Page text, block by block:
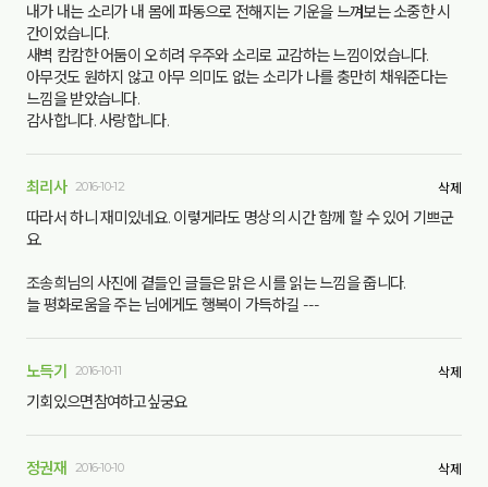
내가 내는 소리가 내 몸에 파동으로 전해지는 기운을 느껴보는 소중한 시
간이었습니다.
새벽 캄캄한 어둠이 오히려 우주와 소리로 교감하는 느낌이었습니다.
아무것도 원하지 않고 아무 의미도 없는 소리가 나를 충만히 채워준다는
느낌을 받았습니다.
감사합니다. 사랑합니다.
최리사 2016-10-12 삭제
따라서 하니 재미있네요. 이렇게라도 명상의 시간 함께 할 수 있어 기쁘군
요.
조송희님의 사진에 곁들인 글들은 맑은 시를 읽는 느낌을 줍니다.
늘 평화로움을 주는 님에게도 행복이 가득하길 ---
노득기 2016-10-11 삭제
기회있으면참여하고싶궁요
정권재 2016-10-10 삭제